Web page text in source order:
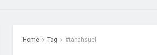
Home Tag #tanahsuci